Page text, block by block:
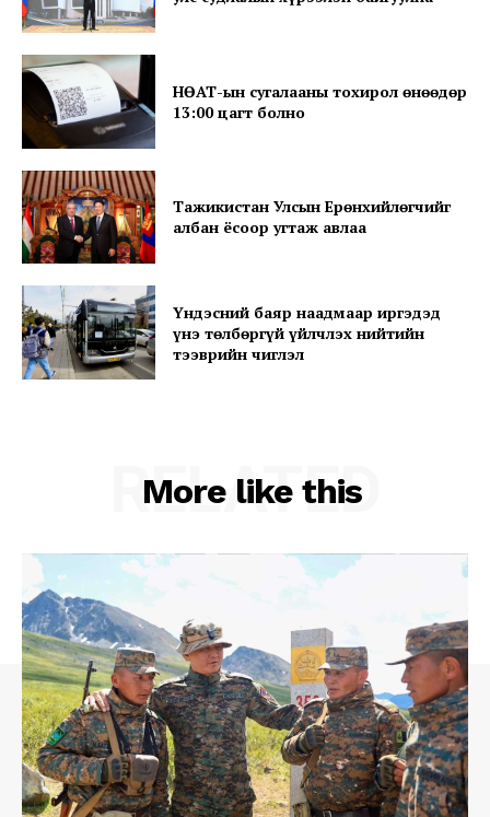
SUBSCRIBE NOW
Company
About
Contact us
Subscription Plans
My account
НӨАТ-ын сугалааны тохирол өнөөдөр
13:00 цагт болно
Тажикистан Улсын Ерөнхийлөгчийг
албан ёсоор угтаж авлаа
Үндэсний баяр наадмаар иргэдэд
үнэ төлбөргүй үйлчлэх нийтийн
тээврийн чиглэл
More like this
RELATED